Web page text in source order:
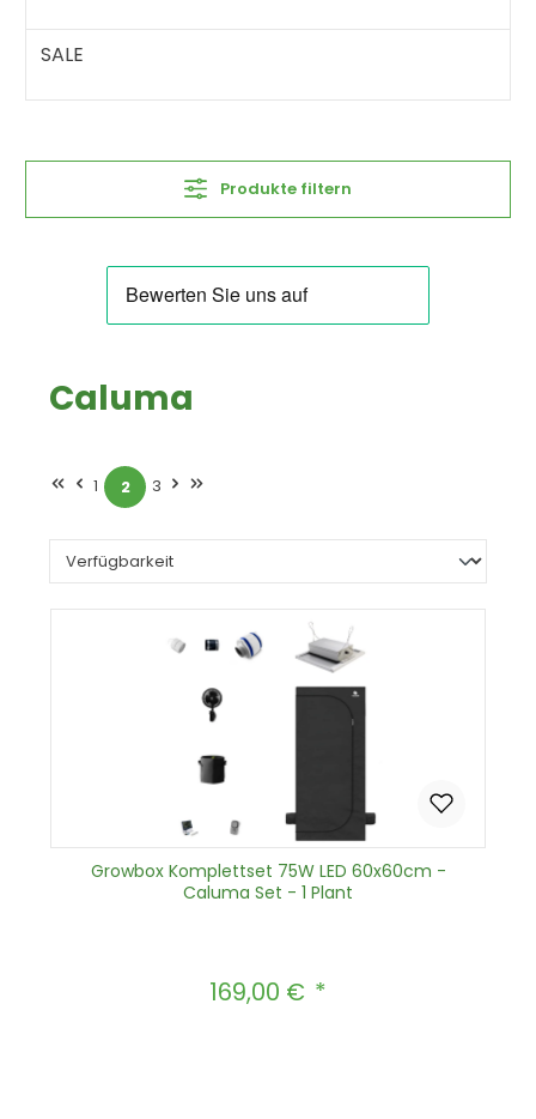
SALE
Produkte filtern
Caluma
Seite
1 Seite
2 Seite
3
Growbox Komplettset 75W LED 60x60cm -
Caluma Set - 1 Plant
Regulärer Preis:
169,00 €